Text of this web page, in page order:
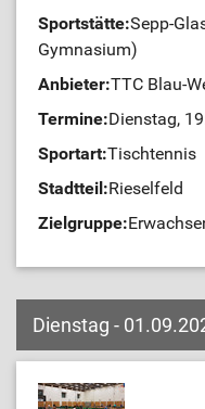
Sportstätte:Sepp-
Gymnasium)
Anbieter:TTC Blau-
Termine:Dienstag,
Sportart:Tischtennis
Stadtteil:Rieselfeld
Zielgruppe:
Dienstag -